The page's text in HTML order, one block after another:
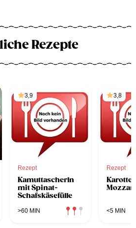
Rezepte
3,9
Rezept
Kamuttascherln
mit Spinat-
Schafskäsefülle
>60 MIN
3,8
Rezept
<5 MIN